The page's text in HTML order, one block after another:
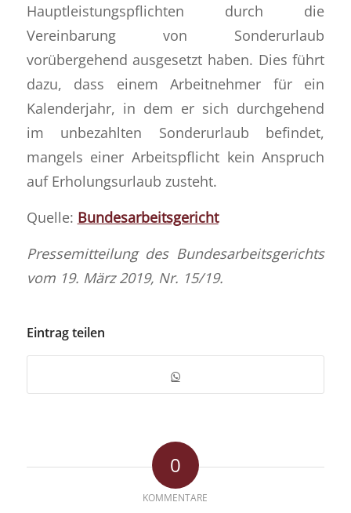
Hauptleistungspflichten durch die
Vereinbarung von Sonderurlaub
vorübergehend ausgesetzt haben. Dies führt
dazu, dass einem Arbeitnehmer für ein
Kalenderjahr, in dem er sich durchgehend
im unbezahlten Sonderurlaub befindet,
mangels einer Arbeitspflicht kein Anspruch
auf Erholungsurlaub zusteht.
Quelle: Bundesarbeitsgericht
Pressemitteilung des Bundesarbeitsgerichts
vom 19. März 2019, Nr. 15/19.
Eintrag teilen
0
KOMMENTARE